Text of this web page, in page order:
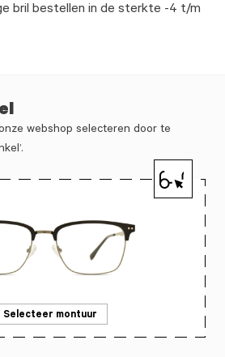
bril bestellen in de sterkte -4 t/m
webshop selecteren door te
Selecteer montuur